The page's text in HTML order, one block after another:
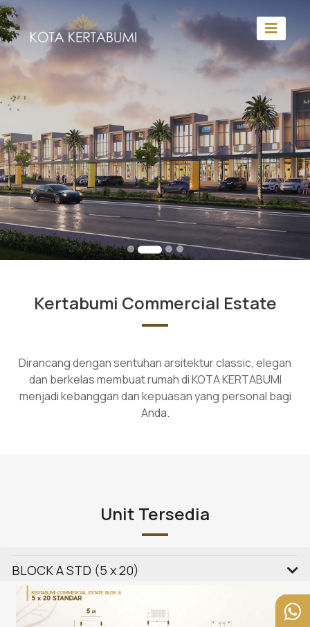
Kertabumi Commercial Estate
Dirancang dengan sentuhan arsitektur classic, elegan
dan berkelas membuat rumah di KOTA KERTABUMI
menjadi kebanggan dan kepuasan yang personal bagi
Anda.
Unit Tersedia
BLOCK A STD (5 x 20)